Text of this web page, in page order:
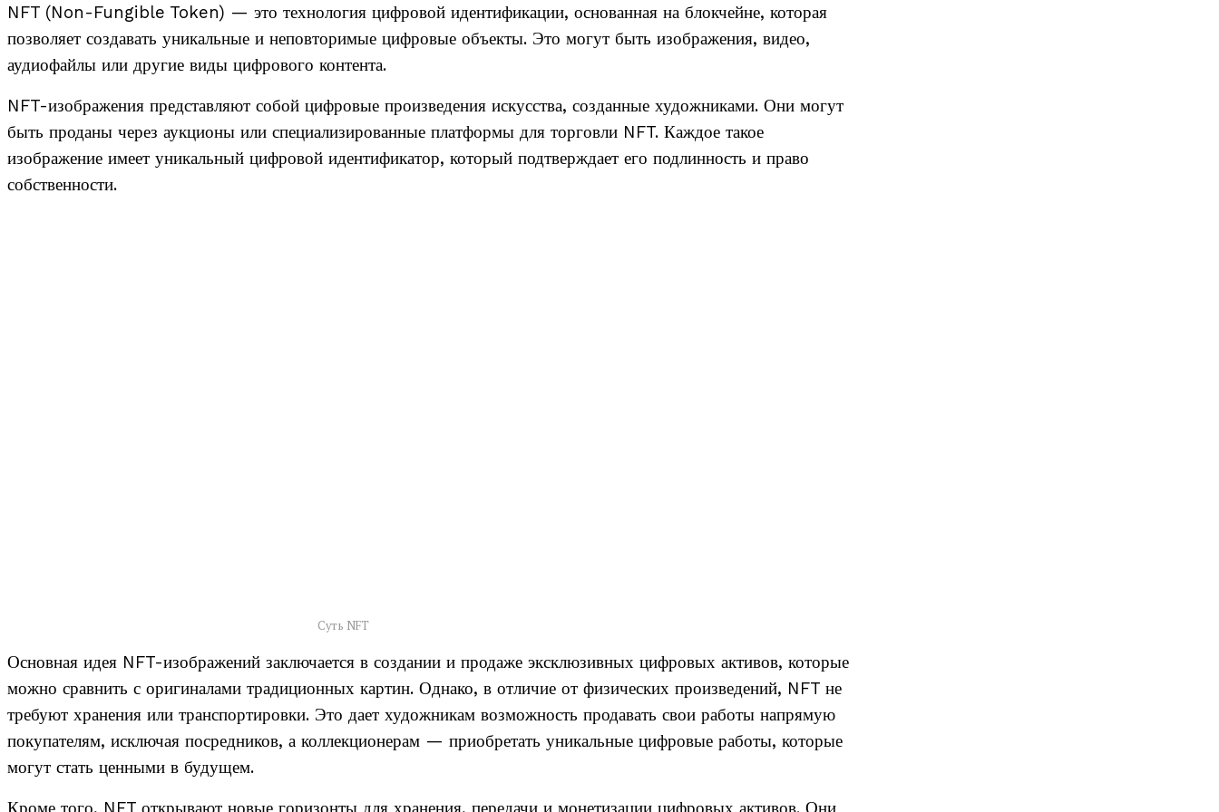
NFT (Non-Fungible Token) — это технология цифровой идентификации, основанная на блокчейне, которая
позволяет создавать уникальные и неповторимые цифровые объекты. Это могут быть изображения, видео,
аудиофайлы или другие виды цифрового контента.
NFT-изображения представляют собой цифровые произведения искусства, созданные художниками. Они могут
быть проданы через аукционы или специализированные платформы для торговли NFT. Каждое такое
изображение имеет уникальный цифровой идентификатор, который подтверждает его подлинность и право
собственности.
Суть NFT
Основная идея NFT-изображений заключается в создании и продаже эксклюзивных цифровых активов, которые
можно сравнить с оригиналами традиционных картин. Однако, в отличие от физических произведений, NFT не
требуют хранения или транспортировки. Это дает художникам возможность продавать свои работы напрямую
покупателям, исключая посредников, а коллекционерам — приобретать уникальные цифровые работы, которые
могут стать ценными в будущем.